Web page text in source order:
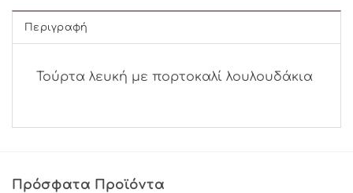
Περιγραφή
Τούρτα λευκή με πορτοκαλί λουλουδάκια
Πρόσφατα Προϊόντα